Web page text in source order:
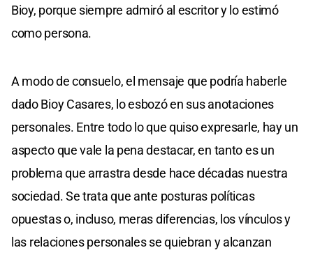
Bioy, porque siempre admiró al escritor y lo estimó
como persona.
A modo de consuelo, el mensaje que podría haberle
dado Bioy Casares, lo esbozó en sus anotaciones
personales. Entre todo lo que quiso expresarle, hay un
aspecto que vale la pena destacar, en tanto es un
problema que arrastra desde hace décadas nuestra
sociedad. Se trata que ante posturas políticas
opuestas o, incluso, meras diferencias, los vínculos y
las relaciones personales se quiebran y alcanzan